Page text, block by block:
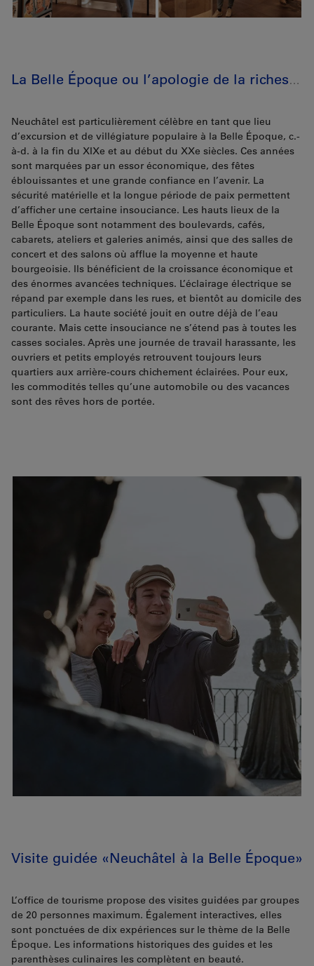
La Belle Époque ou l’apologie de la richesse et de la beauté
Neuchâtel est particulièrement célèbre en tant que lieu
d’excursion et de villégiature populaire à la Belle Époque, c.-
à-d. à la fin du XIXe et au début du XXe siècles. Ces années
sont marquées par un essor économique, des fêtes
éblouissantes et une grande confiance en l’avenir. La
sécurité matérielle et la longue période de paix permettent
d’afficher une certaine insouciance. Les hauts lieux de la
Belle Époque sont notamment des boulevards, cafés,
cabarets, ateliers et galeries animés, ainsi que des salles de
concert et des salons où afflue la moyenne et haute
bourgeoisie. Ils bénéficient de la croissance économique et
des énormes avancées techniques. L’éclairage électrique se
répand par exemple dans les rues, et bientôt au domicile des
particuliers. La haute société jouit en outre déjà de l’eau
courante. Mais cette insouciance ne s’étend pas à toutes les
casses sociales. Après une journée de travail harassante, les
ouvriers et petits employés retrouvent toujours leurs
quartiers aux arrière-cours chichement éclairées. Pour eux,
les commodités telles qu’une automobile ou des vacances
sont des rêves hors de portée.
Visite guidée «Neuchâtel à la Belle Époque»
L’office de tourisme propose des visites guidées par groupes
de 20 personnes maximum. Également interactives, elles
sont ponctuées de dix expériences sur le thème de la Belle
Époque. Les informations historiques des guides et les
parenthèses culinaires les complètent en beauté.